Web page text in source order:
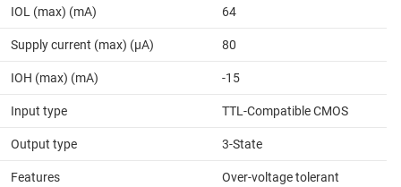
IOL (max) (mA) 64
Supply current (max) (µA) 80
IOH (max) (mA) -15
Input type TTL-Compatible CMOS
Output type 3-State
Features
Over-voltage tolerant